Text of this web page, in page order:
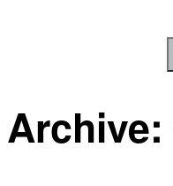
Archive: